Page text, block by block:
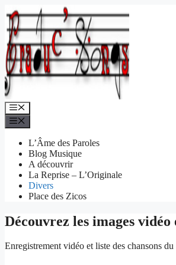
Aller
au
contenu
Menu
L’Âme des Paroles
Blog Musique
A découvrir
La Reprise – L’Originale
Divers
Place des Zicos
Découvrez les images
Enregistrement vidéo et liste des chansons